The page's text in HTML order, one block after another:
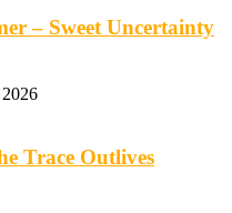
– Sweet Uncertainty
Trace Outlives